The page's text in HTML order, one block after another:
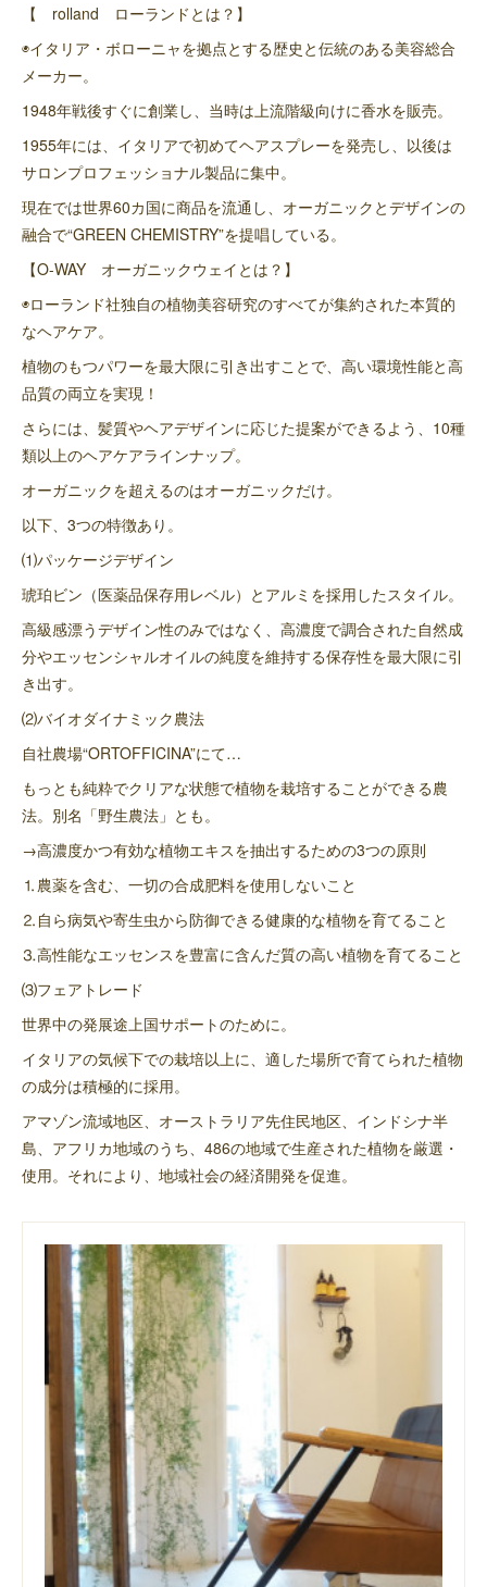
【 rolland ローランドとは？】
◉イタリア・ボローニャを拠点とする歴史と伝統のある美容総合
メーカー。
1948年戦後すぐに創業し、当時は上流階級向けに香水を販売。
1955年には、イタリアで初めてヘアスプレーを発売し、以後は
サロンプロフェッショナル製品に集中。
現在では世界60カ国に商品を流通し、オーガニックとデザインの
融合で“GREEN CHEMISTRY”を提唱している。
【O-WAY オーガニックウェイとは？】
◉ローランド社独自の植物美容研究のすべてが集約された本質的
なヘアケア。
植物のもつパワーを最大限に引き出すことで、高い環境性能と高
品質の両立を実現！
さらには、髪質やヘアデザインに応じた提案ができるよう、10種
類以上のヘアケアラインナップ。
オーガニックを超えるのはオーガニックだけ。
以下、3つの特徴あり。
⑴パッケージデザイン
琥珀ビン（医薬品保存用レベル）とアルミを採用したスタイル。
高級感漂うデザイン性のみではなく、高濃度で調合された自然成
分やエッセンシャルオイルの純度を維持する保存性を最大限に引
き出す。
⑵バイオダイナミック農法
自社農場“ORTOFFICINA”にて…
もっとも純粋でクリアな状態で植物を栽培することができる農
法。別名「野生農法」とも。
→高濃度かつ有効な植物エキスを抽出するための3つの原則
⒈農薬を含む、一切の合成肥料を使用しないこと
⒉自ら病気や寄生虫から防御できる健康的な植物を育てること
⒊高性能なエッセンスを豊富に含んだ質の高い植物を育てること
⑶フェアトレード
世界中の発展途上国サポートのために。
イタリアの気候下での栽培以上に、適した場所で育てられた植物
の成分は積極的に採用。
アマゾン流域地区、オーストラリア先住民地区、インドシナ半
島、アフリカ地域のうち、486の地域で生産された植物を厳選・
使用。それにより、地域社会の経済開発を促進。